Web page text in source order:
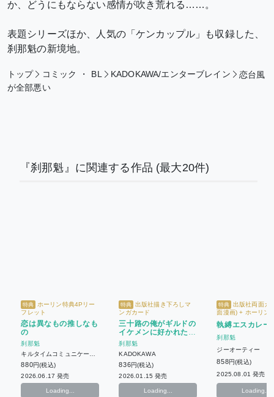
か、どうにもならない感情が吹き荒れる……。
表題シリーズほか、人気の「ケンカップル」も収録した、
刹那魁の新境地。
トップ コミック ・ BL KADOKAWA/エンターブレイン
恋台風
が全部悪い
『刹那魁』に関連する作品 (最大20件)
特典 ホーリン特典4Pリー
フレット
恋は異なもの推しなも
の
刹那魁
キルタイムコミュニケーシ
880円(税込)
2026.06.17 発売
Loading...
特典 出版社描き下ろしマ
ンガカード
三十路の俺がギルドの
イケメンに好かれた話
(1)
刹那魁
KADOKAWA
836円(税込)
2026.01.15 発売
Loading...
特典 出版社両面カ
面漫画) + ホーリン
執縛エスカレー
刹那魁
ジーオーティー
858円(税込)
2025.08.01 発売
Loading...